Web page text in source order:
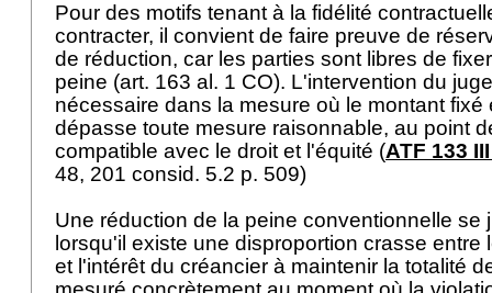
Pour des motifs tenant à la fidélité
contracter, il convient de faire preuve de
de réduction, car les parties sont libres de
peine (art. 163 al. 1 CO). L'intervention du
nécessaire dans la mesure où le montant fixé
dépasse toute mesure raisonnable, au point
compatible avec le droit et l'équité (ATF 133
48, 201 consid. 5.2 p. 509)
Une réduction de la peine conventionnelle se
lorsqu'il existe une disproportion crasse entre
et l'intérêt du créancier à maintenir la totalité